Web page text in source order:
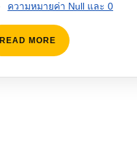
ความหมายค่า Null และ 0
READ MORE READ
MORE